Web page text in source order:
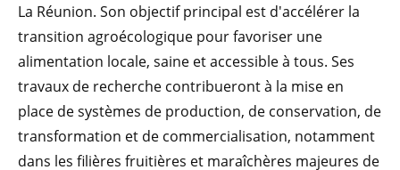
La Réunion. Son objectif principal est d'accélérer la
transition agroécologique pour favoriser une
alimentation locale, saine et accessible à tous. Ses
travaux de recherche contribueront à la mise en
place de systèmes de production, de conservation, de
transformation et de commercialisation, notamment
dans les filières fruitières et maraîchères majeures de